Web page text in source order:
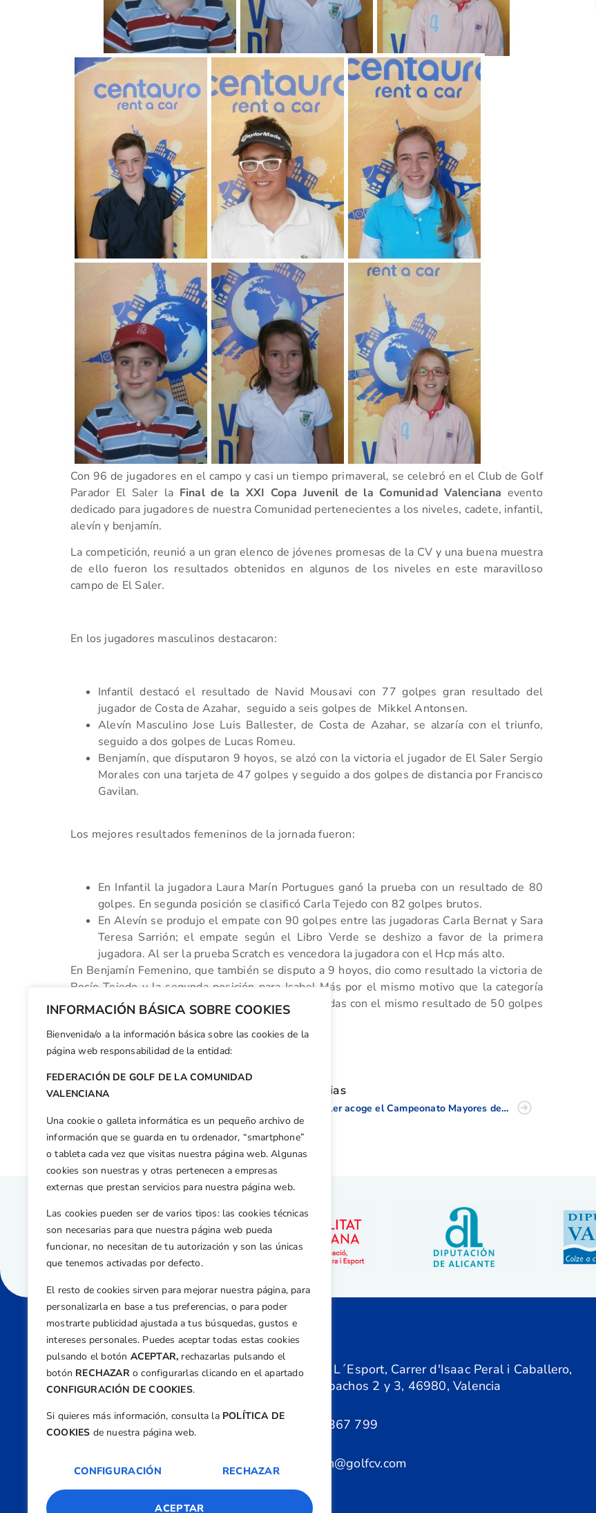
INFORMACIÓN BÁSICA SOBRE COOKIES
Bienvenida/o a la información básica sobre las cookies de la
página web responsabilidad de la entidad:
FEDERACIÓN DE GOLF DE LA COMUNIDAD
VALENCIANA
Una cookie o galleta informática es un pequeño archivo de
información que se guarda en tu ordenador, “smartphone”
o tableta cada vez que visitas nuestra página web. Algunas
cookies son nuestras y otras pertenecen a empresas
externas que prestan servicios para nuestra página web.
Las cookies pueden ser de varios tipos: las cookies técnicas
son necesarias para que nuestra página web pueda
funcionar, no necesitan de tu autorización y son las únicas
que tenemos activadas por defecto.
El resto de cookies sirven para mejorar nuestra página, para
personalizarla en base a tus preferencias, o para poder
mostrarte publicidad ajustada a tus búsquedas, gustos e
intereses personales. Puedes aceptar todas estas cookies
pulsando el botón ACEPTAR, rechazarlas pulsando el
botón RECHAZARo configurarlas clicando en el apartado
CONFIGURACIÓN DE COOKIES.
Si quieres más información, consulta la POLÍTICA DE
COOKIES de nuestra página web.
CONFIGURACIÓN RECHAZAR
ACEPTAR
Con 96 de jugadores en el campo y casi un tiempo primaveral, se celebró en el Club de Golf
Parador El Saler la Final de la XXI Copa Juvenil de la Comunidad Valenciana evento
dedicado para jugadores de nuestra Comunidad pertenecientes a los niveles, cadete, infantil,
alevín y benjamín.
La competición, reunió a un gran elenco de jóvenes promesas de la CV y una buena muestra
de ello fueron los resultados obtenidos en algunos de los niveles en este maravilloso
campo de El Saler.
En los jugadores masculinos destacaron:
Infantil destacó el resultado de Navid Mousavi con 77 golpes gran resultado del
jugador de Costa de Azahar, seguido a seis golpes de Mikkel Antonsen.
Alevín Masculino Jose Luis Ballester, de Costa de Azahar, se alzaría con el triunfo,
seguido a dos golpes de Lucas Romeu.
Benjamín, que disputaron 9 hoyos, se alzó con la victoria el jugador de El Saler Sergio
Morales con una tarjeta de 47 golpes y seguido a dos golpes de distancia por Francisco
Gavilan.
Los mejores resultados femeninos de la jornada fueron:
En Infantil la jugadora Laura Marín Portugues ganó la prueba con un resultado de 80
golpes. En segunda posición se clasificó Carla Tejedo con 82 golpes brutos.
En Alevín se produjo el empate con 90 golpes entre las jugadoras Carla Bernat y Sara
Teresa Sarrión; el empate según el Libro Verde se deshizo a favor de la primera
jugadora. Al ser la prueba Scratch es vencedora la jugadora con el Hcp más alto.
En Benjamín Femenino, que también se disputo a 9 hoyos, dio como resultado la victoria de
Rocío Tejedo y la segunda posición para Isabel Más por el mismo motivo que la categoría
Alevín dado que las 2 jugadoras quedaron empatadas con el mismo resultado de 50 golpes
Facebook
X WhatsApp
LinkedIn
Email
Otras noticias
El Saler acoge el Campeonato Mayores de 35 años C.V.
Dirección
Centre de L´Esport, Carrer d'Isaac Peral i Caballero,
Nº 5, Despachos 2 y 3, 46980, Valencia
+34 961 367 799
federacion@golfcv.com